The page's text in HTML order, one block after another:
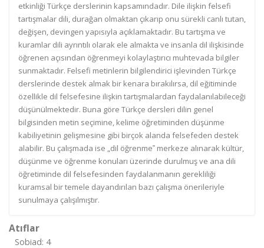
etkinliği Türkçe derslerinin kapsamındadır. Dile ilişkin felsefi
tartışmalar dili, durağan olmaktan çıkarıp onu sürekli canlı tutan,
değişen, devingen yapısıyla açıklamaktadır. Bu tartışma ve
kuramlar dili ayrıntılı olarak ele almakta ve insanla dil ilişkisinde
öğrenen açısından öğrenmeyi kolaylaştırıcı muhtevada bilgiler
sunmaktadır. Felsefi metinlerin bilgilendirici işlevinden Türkçe
derslerinde destek almak bir kenara bırakılırsa, dil eğitiminde
özellikle dil felsefesine ilişkin tartışmalardan faydalanılabileceği
düşünülmektedir. Buna göre Türkçe dersleri dilin genel
bilgisinden metin seçimine, kelime öğretiminden düşünme
kabiliyetinin gelişmesine gibi birçok alanda felsefeden destek
alabilir. Bu çalışmada ise „dil öğrenme‟ merkeze alınarak kültür,
düşünme ve öğrenme konuları üzerinde durulmuş ve ana dili
öğretiminde dil felsefesinden faydalanmanın gerekliliği
kuramsal bir temele dayandırılan bazı çalışma önerileriyle
sunulmaya çalışılmıştır.
Atıflar
Sobiad: 4